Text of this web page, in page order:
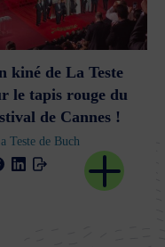
kiné de La Teste
le tapis rouge du
de Cannes !
Teste de Buch